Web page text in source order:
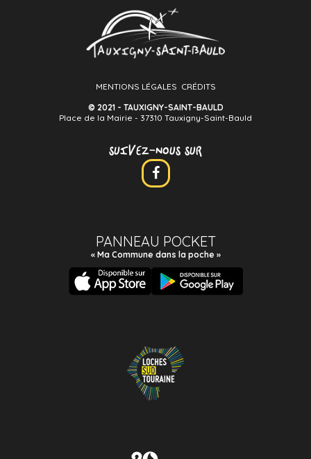
MENTIONS LÉGALES CRÉDITS
© 2021 - TAUXIGNY-SAINT-BAULD
Place de la Mairie - 37310 Tauxigny-Saint-Bauld
SUIVEZ-NOUS SUR
PANNEAU POCKET
« Ma Commune dans la poche »